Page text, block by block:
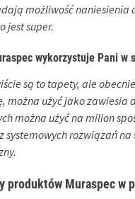
możliwość
jest super.
wykorzystuje Pani w
są to tapety, ale
można użyć jako
można użyć na milion
systemowych rozwiązań
produktów Muraspec w